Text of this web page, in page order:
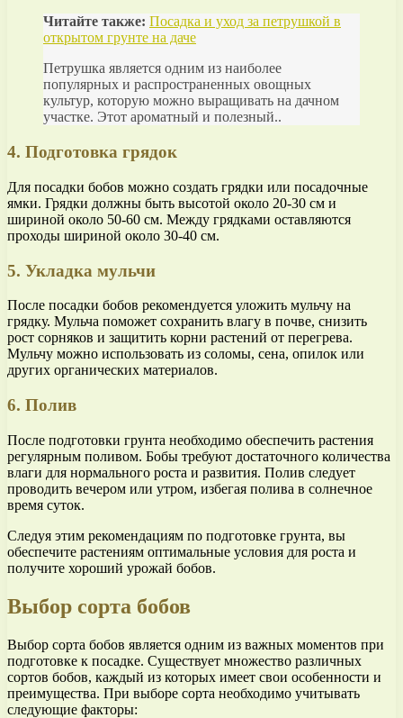
Читайте также: Посадка и уход за петрушкой в
открытом грунте на даче
Петрушка является одним из наиболее
популярных и распространенных овощных
культур, которую можно выращивать на дачном
участке. Этот ароматный и полезный..
4. Подготовка грядок
Для посадки бобов можно создать грядки или посадочные
ямки. Грядки должны быть высотой около 20-30 см и
шириной около 50-60 см. Между грядками оставляются
проходы шириной около 30-40 см.
5. Укладка мульчи
После посадки бобов рекомендуется уложить мульчу на
грядку. Мульча поможет сохранить влагу в почве, снизить
рост сорняков и защитить корни растений от перегрева.
Мульчу можно использовать из соломы, сена, опилок или
других органических материалов.
6. Полив
После подготовки грунта необходимо обеспечить растения
регулярным поливом. Бобы требуют достаточного количества
влаги для нормального роста и развития. Полив следует
проводить вечером или утром, избегая полива в солнечное
время суток.
Следуя этим рекомендациям по подготовке грунта, вы
обеспечите растениям оптимальные условия для роста и
получите хороший урожай бобов.
Выбор сорта бобов
Выбор сорта бобов является одним из важных моментов при
подготовке к посадке. Существует множество различных
сортов бобов, каждый из которых имеет свои особенности и
преимущества. При выборе сорта необходимо учитывать
следующие факторы: